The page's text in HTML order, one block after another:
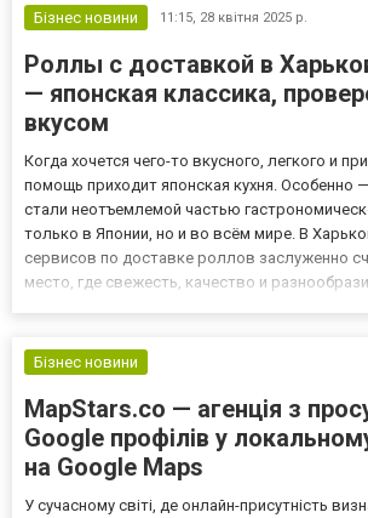
Бізнес новини 11:15, 28 квітня 2025 р.
Роллы с доставкой в
— японская классика,
вкусом
Когда хочется чего-то вкусного, легкого и
помощь приходит японская кухня.
стали неотъемлемой частью
только в Японии, но и во всём мире. В
сервисов по доставке роллов заслуженно
место, где свежесть, качество и
Бізнес новини
MapStars.co — агенція з
Google профілів у
на Google Maps
У сучасному світі, де онлайн-присутність